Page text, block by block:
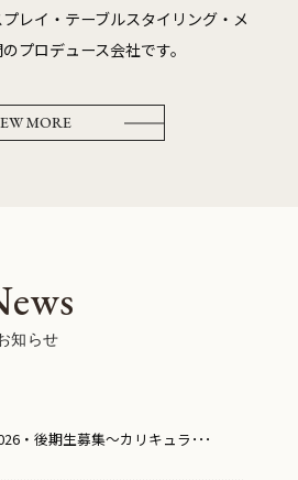
レイ・テーブルスタイリング・メ
プロデュース会社です。
MORE
知らせ
・後期生募集～カリキュラ･･･